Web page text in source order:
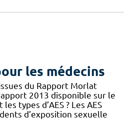
les médecins
du Rapport Morlat
2013 disponible sur le
types d’AES ? Les AES
d’exposition sexuelle